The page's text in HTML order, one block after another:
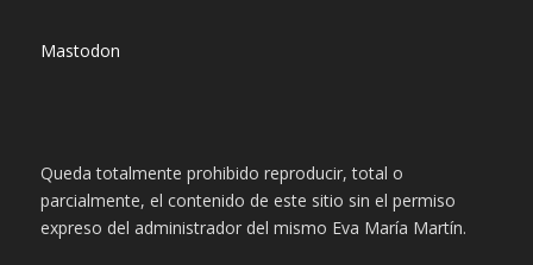
Mastodon
Queda totalmente prohibido reproducir, total o
parcialmente, el contenido de este sitio sin el permiso
expreso del administrador del mismo Eva María Martín.